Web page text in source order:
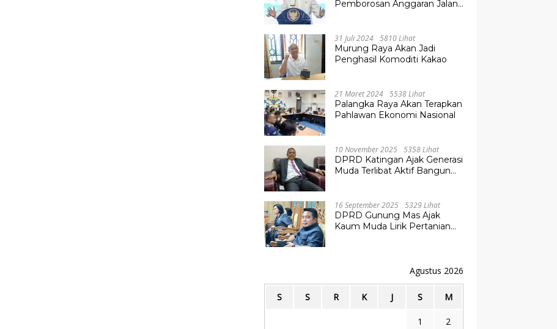
Pemborosan Anggaran Jalan
31 Juli 2024 5810 Lihat
Murung Raya Akan Jadi
Penghasil Komoditi Kakao
21 Maret 2024 5538 Lihat
Palangka Raya Akan Terapkan
Pahlawan Ekonomi Nasional
10 November 2025 5358 Lihat
DPRD Katingan Ajak Generasi
Muda Terlibat Aktif Bangun
16 September 2025 5329 Lihat
DPRD Gunung Mas Ajak
Kaum Muda Lirik Pertanian
Agustus 2026
S S R K J S M
1 2